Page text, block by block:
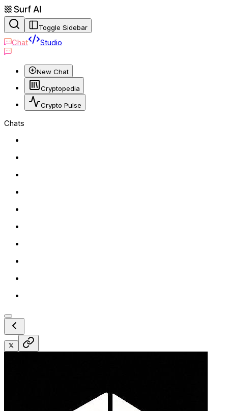
Toggle Sidebar
Chat Studio
New Chat
Cryptopedia
Crypto Pulse
Chats